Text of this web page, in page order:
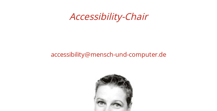
Accessibility-Chair
accessibility@mensch-und-computer.de